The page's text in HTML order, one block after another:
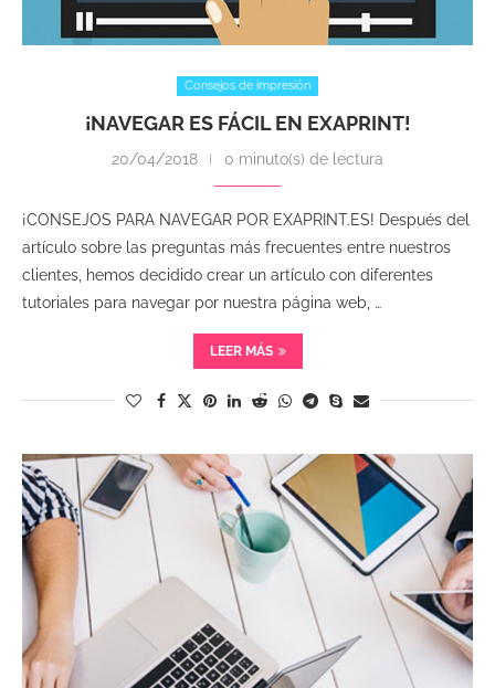
Consejos de impresión
¡NAVEGAR ES FÁCIL EN EXAPRINT!
20/04/2018 0 minuto(s) de lectura
¡CONSEJOS PARA NAVEGAR POR EXAPRINT.ES! Después del
artículo sobre las preguntas más frecuentes entre nuestros
clientes, hemos decidido crear un artículo con diferentes
tutoriales para navegar por nuestra página web, …
LEER MÁS